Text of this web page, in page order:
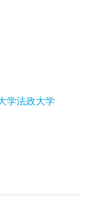
学法政大学